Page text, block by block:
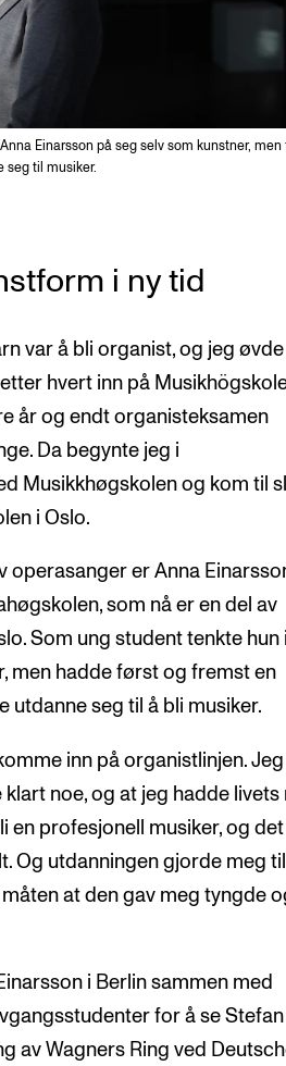
Einarsson på seg selv som kunstner, men
seg til musiker.
i ny tid
var å bli organist, og jeg
hvert inn på
år og endt organisteksamen
Da begynte jeg i
Musikkhøgskolen og kom til
i Oslo.
operasanger er Anna
som nå er en del av
Som ung student tenkte hun
men hadde først og fremst en
utdanne seg til å bli musiker.
inn på organistlinjen.
noe, og at jeg hadde livets
en profesjonell musiker, og
Og utdanningen gjorde meg
at den gav meg tyngde
i Berlin sammen med
for å se Stefan
av Wagners Ring ved